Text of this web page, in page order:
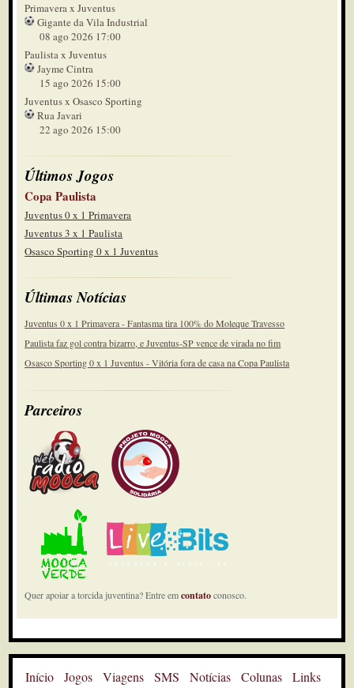
Primavera x Juventus
Gigante da Vila Industrial
08 ago 2026 17:00
Paulista x Juventus
Jayme Cintra
15 ago 2026 15:00
Juventus x Osasco Sporting
Rua Javari
22 ago 2026 15:00
Últimos Jogos
Copa Paulista
Juventus 0 x 1 Primavera
Juventus 3 x 1 Paulista
Osasco Sporting 0 x 1 Juventus
Últimas Notícias
Juventus 0 x 1 Primavera - Fantasma tira 100% do Moleque Travesso
Paulista faz gol contra bizarro, e Juventus-SP vence de virada no fim
Osasco Sporting 0 x 1 Juventus - Vitória fora de casa na Copa Paulista
Parceiros
Quer apoiar a torcida juventina? Entre emcontatoconosco.
Início Jogos Viagens SMS Notícias Colunas
Links